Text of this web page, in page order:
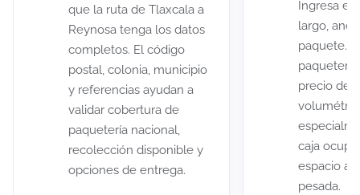
que la ruta de Tlaxcala a
Reynosa tenga los datos
completos. El código
postal, colonia, municipio
y referencias ayudan a
validar cobertura de
paquetería nacional,
recolección disponible y
opciones de entrega.
Ingresa el
largo,
paquete.
precio de
caja
espacio
pesada.